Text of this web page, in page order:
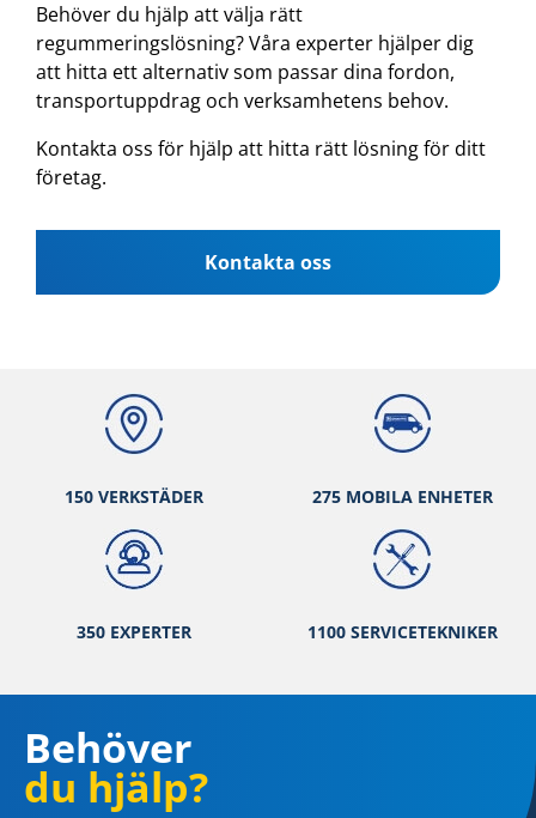
Behöver du hjälp att välja rätt
regummeringslösning? Våra experter hjälper dig
att hitta ett alternativ som passar dina fordon,
transportuppdrag och verksamhetens behov.
Kontakta oss för hjälp att hitta rätt lösning för ditt
företag.
Kontakta oss
150 VERKSTÄDER 275 MOBILA ENHETER
350 EXPERTER 1100 SERVICETEKNIKER
Behöver
du hjälp?